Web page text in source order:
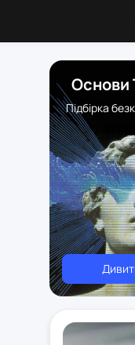
Основи
Підбірка